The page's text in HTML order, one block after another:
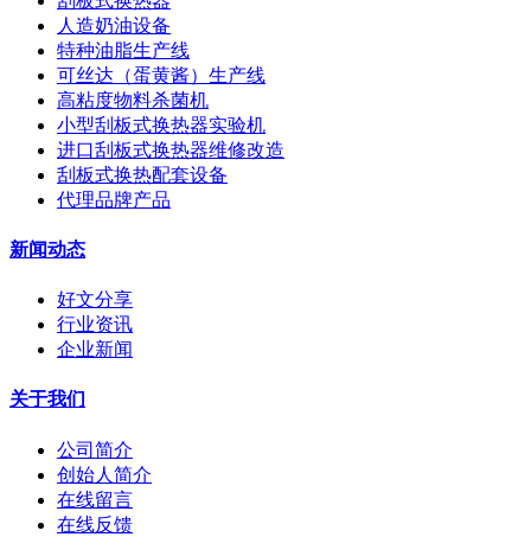
人造奶油设备
特种油脂生产线
可丝达（蛋黄酱）生产线
高粘度物料杀菌机
小型刮板式换热器实验机
进口刮板式换热器维修改造
刮板式换热配套设备
代理品牌产品
新闻动态
好文分享
行业资讯
企业新闻
关于我们
公司简介
创始人简介
在线留言
在线反馈